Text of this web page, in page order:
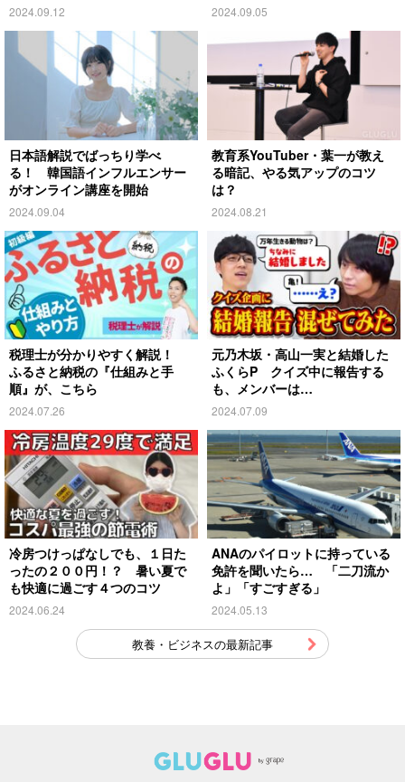
2024.09.12 2024.09.05
日本語解説でばっちり学べ
る！ 韓国語インフルエンサー
がオンライン講座を開始
2024.09.04
教育系YouTuber・葉一が教え
る暗記、やる気アップのコツ
は？
2024.08.21
税理士が分かりやすく解説！
ふるさと納税の『仕組みと手
順』が、こちら
2024.07.26
元乃木坂・高山一実と結婚した
ふくらP クイズ中に報告する
も、メンバーは…
2024.07.09
冷房つけっぱなしでも、１日た
ったの２００円！？ 暑い夏で
も快適に過ごす４つのコツ
2024.06.24
ANAのパイロットに持っている
免許を聞いたら… 「二刀流か
よ」「すごすぎる」
2024.05.13
教養・ビジネスの最新記事